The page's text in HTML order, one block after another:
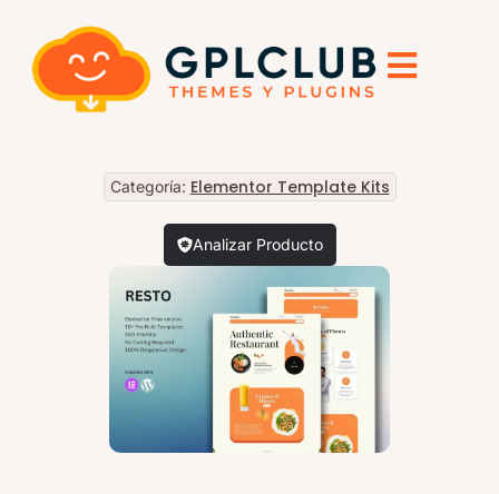
Categoría: Elementor Template Kits
Analizar Producto